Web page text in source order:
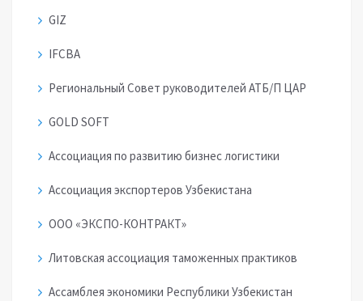
GIZ
IFCBA
Региональный Совет руководителей АТБ/П ЦАР
GOLD SOFT
Ассоциация по развитию бизнес логистики
Ассоциация экспортеров Узбекистана
ООО «ЭКСПО-КОНТРАКТ»
Литовская ассоциация таможенных практиков
Ассамблея экономики Республики Узбекистан